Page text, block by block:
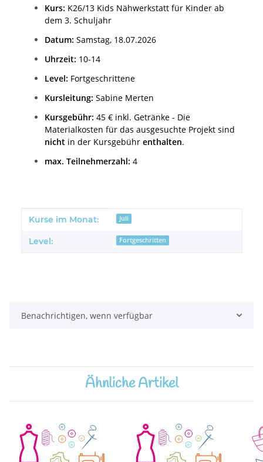
Kurs: K26/13 Kids Nähwerkstatt für Kinder ab
dem 3. Schuljahr
Datum: Samstag, 18.07.2026
Uhrzeit: 10-14
Level: Fortgeschrittene
Kursleitung: Sabine Merten
Kursgebühr: 45 € inkl. Getränke - Die
Materialkosten für das ausgesuchte Projekt sind
nicht in der Kursgebühr enthalten.
max. Teilnehmerzahl: 4
Produkteigenschaft
Wert
Kurse im Monat: Juli
Level: Fortgeschritten
Benachrichtigen, wenn verfügbar
Ähnliche Artikel